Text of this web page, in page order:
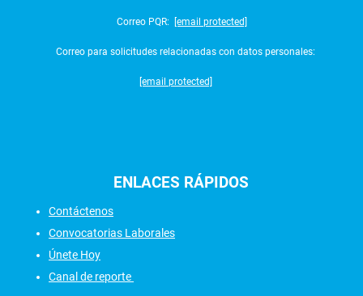
Correo PQR: [email protected]
Correo para solicitudes relacionadas con datos personales:
[email protected]
ENLACES RÁPIDOS
Contáctenos
Convocatorias Laborales
Únete Hoy
Canal de reporte